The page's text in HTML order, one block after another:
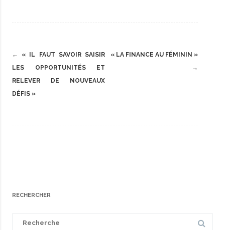
Post
navigation
←
« IL FAUT SAVOIR SAISIR
LES OPPORTUNITÉS ET
RELEVER DE NOUVEAUX
DÉFIS »
« LA FINANCE AU FÉMININ »
→
RECHERCHER